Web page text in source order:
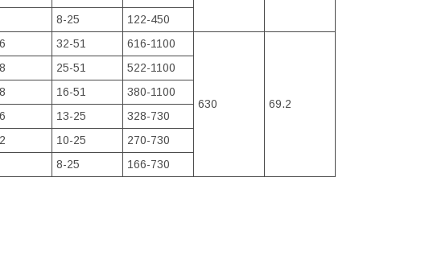
8-25 122-450
32-51 616-1100
630 69.2
25-51
522-1100
16-51
380-1100
13-25
328-730
10-25
270-730
8-25 166-730